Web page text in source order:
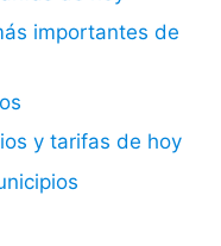
importantes de
y tarifas de hoy